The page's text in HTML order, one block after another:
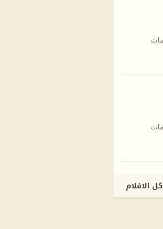
كل الافلام